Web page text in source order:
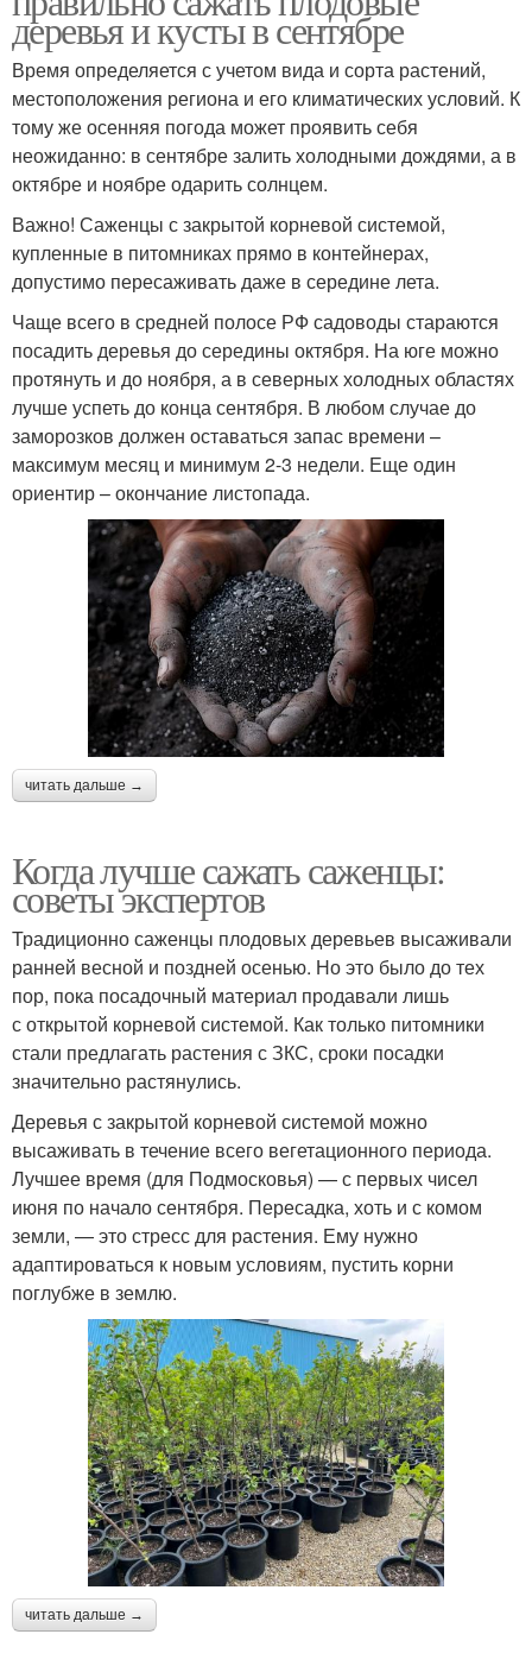
деревья и кусты в сентябре
Время определяется с учетом вида и сорта растений,
местоположения региона и его климатических условий. К
тому же осенняя погода может проявить себя
неожиданно: в сентябре залить холодными дождями, а в
октябре и ноябре одарить солнцем.
Важно! Саженцы с закрытой корневой системой,
купленные в питомниках прямо в контейнерах,
допустимо пересаживать даже в середине лета.
Чаще всего в средней полосе РФ садоводы стараются
посадить деревья до середины октября. На юге можно
протянуть и до ноября, а в северных холодных областях
лучше успеть до конца сентября. В любом случае до
заморозков должен оставаться запас времени –
максимум месяц и минимум 2-3 недели. Еще один
ориентир – окончание листопада.
читать дальше →
Когда лучше сажать саженцы:
советы экспертов
Традиционно саженцы плодовых деревьев высаживали
ранней весной и поздней осенью. Но это было до тех
пор, пока посадочный материал продавали лишь
с открытой корневой системой. Как только питомники
стали предлагать растения с ЗКС, сроки посадки
значительно растянулись.
Деревья с закрытой корневой системой можно
высаживать в течение всего вегетационного периода.
Лучшее время (для Подмосковья) — с первых чисел
июня по начало сентября. Пересадка, хоть и с комом
земли, — это стресс для растения. Ему нужно
адаптироваться к новым условиям, пустить корни
поглубже в землю.
читать дальше →